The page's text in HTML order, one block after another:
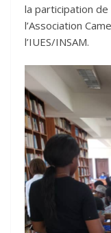
la participation
l’Association
l’IUES/INSAM.